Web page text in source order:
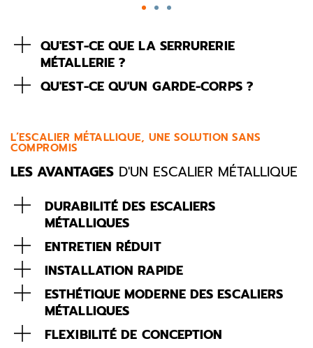
QU'EST-CE QUE LA SERRURERIE
MÉTALLERIE ?
QU'EST-CE QU'UN GARDE-CORPS ?
L’ESCALIER MÉTALLIQUE, UNE SOLUTION SANS
COMPROMIS
LES AVANTAGES D'UN ESCALIER MÉTALLIQUE
DURABILITÉ DES ESCALIERS
MÉTALLIQUES
ENTRETIEN RÉDUIT
INSTALLATION RAPIDE
ESTHÉTIQUE MODERNE DES ESCALIERS
MÉTALLIQUES
FLEXIBILITÉ DE CONCEPTION